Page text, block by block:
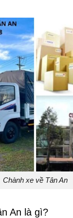
Chành xe về Tân An
An là gì?